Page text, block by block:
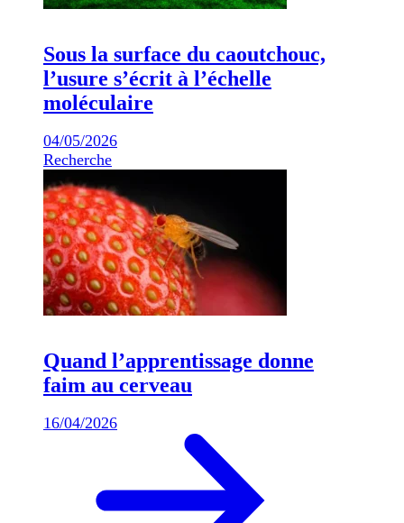
Sous la surface du caoutchouc,
l’usure s’écrit à l’échelle
moléculaire
04/05/2026
Recherche
Quand l’apprentissage donne
faim au cerveau
16/04/2026